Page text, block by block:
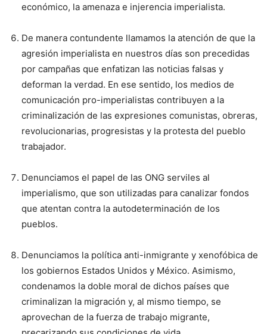
económico, la amenaza e injerencia imperialista.
De manera contundente llamamos la atención de que la
agresión imperialista en nuestros días son precedidas
por campañas que enfatizan las noticias falsas y
deforman la verdad. En ese sentido, los medios de
comunicación pro-imperialistas contribuyen a la
criminalización de las expresiones comunistas, obreras,
revolucionarias, progresistas y la protesta del pueblo
trabajador.
Denunciamos el papel de las ONG serviles al
imperialismo, que son utilizadas para canalizar fondos
que atentan contra la autodeterminación de los
pueblos.
Denunciamos la política anti-inmigrante y xenofóbica de
los gobiernos Estados Unidos y México. Asimismo,
condenamos la doble moral de dichos países que
criminalizan la migración y, al mismo tiempo, se
aprovechan de la fuerza de trabajo migrante,